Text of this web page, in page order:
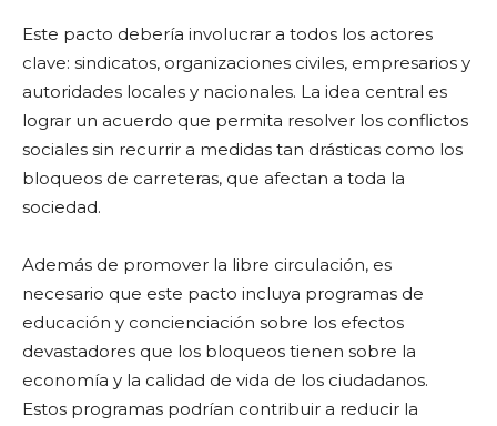
Este pacto debería involucrar a todos los actores
clave: sindicatos, organizaciones civiles, empresarios y
autoridades locales y nacionales. La idea central es
lograr un acuerdo que permita resolver los conflictos
sociales sin recurrir a medidas tan drásticas como los
bloqueos de carreteras, que afectan a toda la
sociedad.
Además de promover la libre circulación, es
necesario que este pacto incluya programas de
educación y concienciación sobre los efectos
devastadores que los bloqueos tienen sobre la
economía y la calidad de vida de los ciudadanos.
Estos programas podrían contribuir a reducir la